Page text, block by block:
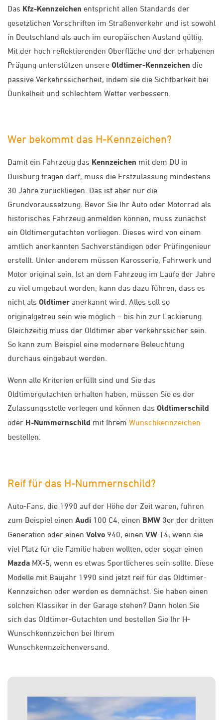
Das Kfz-Kennzeichen entspricht allen Standards der
gesetzlichen Vorschriften im Straßenverkehr und ist sowohl
in Deutschland als auch im europäischen Ausland gültig.
Mit der hoch reflektierenden Oberfläche und der erhabenen
Prägung unterstützen unsere Oldtimer-Kennzeichen die
passive Verkehrssicherheit, indem sie die Sichtbarkeit bei
Dunkelheit und schlechtem Wetter verbessern.
Wer bekommt das H-Kennzeichen?
Damit ein Fahrzeug das Kennzeichen mit dem DU in
Duisburg tragen darf, muss die Erstzulassung mindestens
30 Jahre zurückliegen. Das ist aber nur die
Grundvoraussetzung. Bevor Sie Ihr Auto oder Motorrad als
historisches Fahrzeug anmelden können, muss zunächst
ein Oldtimergutachten vorliegen. Dieses wird von einem
amtlich anerkannten Sachverständigen oder Prüfingenieur
erstellt. Unter anderem müssen Karosserie, Fahrwerk und
Motor original sein. Ist an dem Fahrzeug im Laufe der Jahre
zu viel umgebaut worden, kann das dazu führen, dass es
nicht als Oldtimer anerkannt wird. Alles soll so
originalgetreu sein wie möglich – bis hin zur Lackierung.
Gleichzeitig muss der Oldtimer aber verkehrssicher sein.
So kann zum Beispiel eine modernere Beleuchtung
durchaus eingebaut werden.
Wenn alle Kriterien erfüllt sind und Sie das
Oldtimergutachten erhalten haben, müssen Sie es der
Zulassungsstelle vorlegen und können das Oldtimerschild
oder H-Nummernschild mit Ihrem Wunschkennzeichen
bestellen.
Reif für das H-Nummernschild?
Auto-Fans, die 1990 auf der Höhe der Zeit waren, fuhren
zum Beispiel einen Audi 100 C4, einen BMW 3er der dritten
Generation oder einen Volvo 940, einen VW T4, wenn sie
viel Platz für die Familie haben wollten, oder sogar einen
Mazda MX-5, wenn es etwas Sportlicheres sein sollte. Diese
Modelle mit Baujahr 1990 sind jetzt reif für das Oldtimer-
Kennzeichen oder werden es demnächst. Sie haben einen
solchen Klassiker in der Garage stehen? Dann holen Sie
sich das Oldtimer-Gutachten und bestellen Sie Ihr H-
Wunschkennzeichen bei Ihrem
Wunschkennzeichenversand.